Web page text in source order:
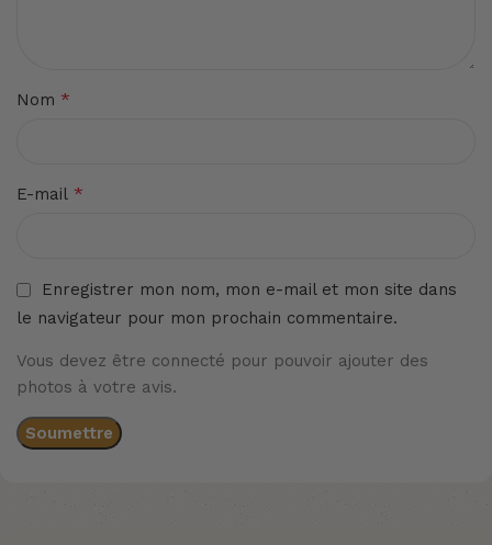
Nom *
E-mail *
Enregistrer mon nom, mon e-mail et mon site dans
le navigateur pour mon prochain commentaire.
Vous devez être connecté pour pouvoir ajouter des
photos à votre avis.